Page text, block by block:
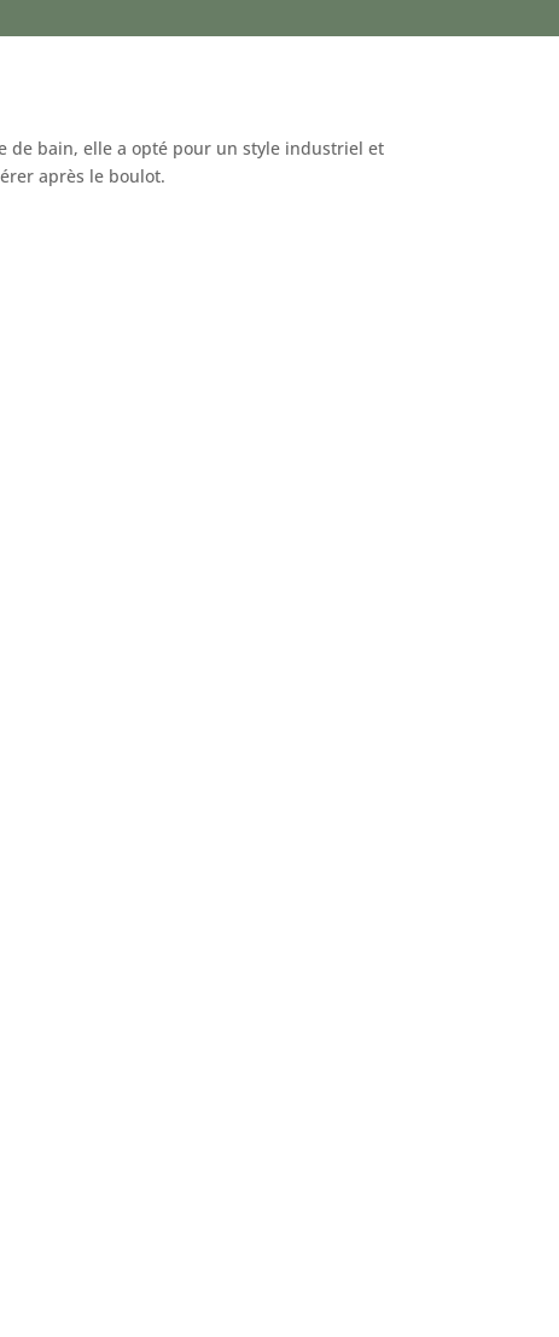
de bain, elle a opté pour un style industriel et
après le boulot.